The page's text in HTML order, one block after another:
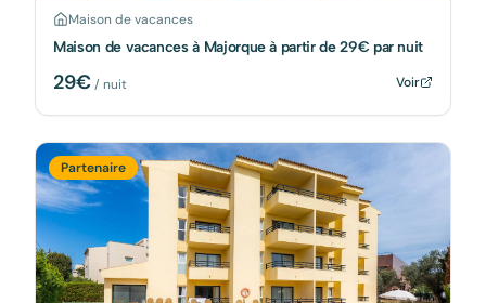
Maison de vacances
Maison de vacances à Majorque à partir de 29€ par nuit
29€/ nuit Voir
Partenaire